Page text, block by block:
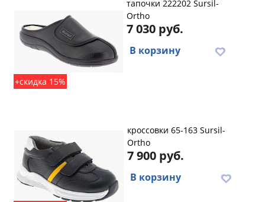
+скидка 15%
тапочки 222202 Sursil-
Ortho
7 030 руб.
В корзину
кроссовки 65-163 Sursil-
Ortho
7 900 руб.
В корзину